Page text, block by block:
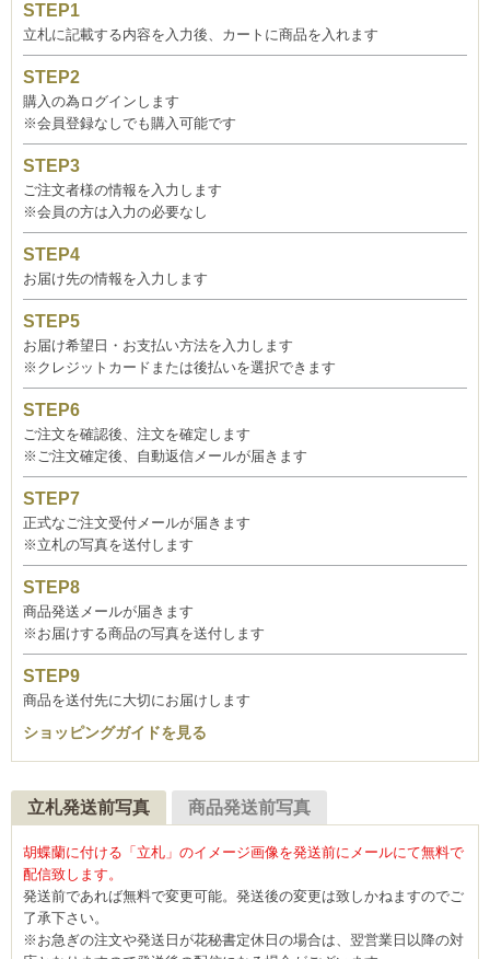
立札に記載する内容を入力後、カートに商品を入れます
購入の為ログインします
※会員登録なしでも購入可能です
ご注文者様の情報を入力します
※会員の方は入力の必要なし
お届け先の情報を入力します
お届け希望日・お支払い方法を入力します
※クレジットカードまたは後払いを選択できます
ご注文を確認後、注文を確定します
※ご注文確定後、自動返信メールが届きます
正式なご注文受付メールが届きます
※立札の写真を送付します
商品発送メールが届きます
※お届けする商品の写真を送付します
商品を送付先に大切にお届けします
ショッピングガイドを見る
立札発送前写真 商品発送前写真
胡蝶蘭に付ける「立札」のイメージ画像を発送前にメールにて無料で
配信致します。
発送前であれば無料で変更可能。発送後の変更は致しかねますのでご
了承下さい。
※お急ぎの注文や発送日が花秘書定休日の場合は、翌営業日以降の対